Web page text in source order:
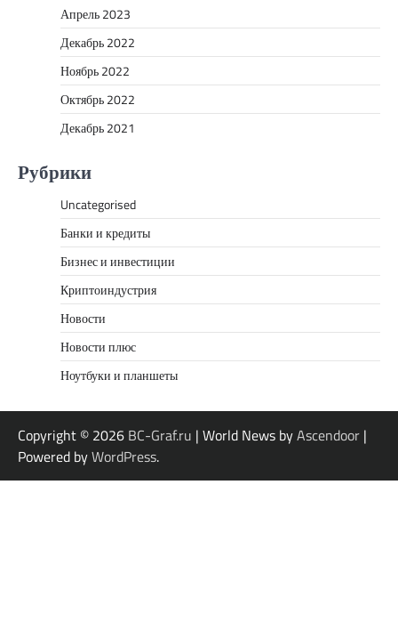
Апрель 2023
Декабрь 2022
Ноябрь 2022
Октябрь 2022
Декабрь 2021
Рубрики
Uncategorised
Банки и кредиты
Бизнес и инвестиции
Криптоиндустрия
Новости
Новости плюс
Ноутбуки и планшеты
Copyright © 2026 BC-Graf.ru | World News byAscendoor |
Powered byWordPress.